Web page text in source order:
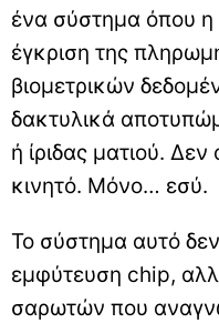
ένα σύστημα όπου η
έγκριση της
βιομετρικών
δακτυλικά
ή ίριδας ματιού. Δεν
κινητό. Μόνο… εσύ.
Το σύστημα αυτό
εμφύτευση chip,
σαρωτών που